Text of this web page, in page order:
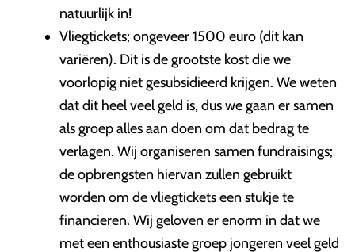
natuurlijk in!
Vliegtickets; ongeveer 1500 euro (dit kan
variëren). Dit is de grootste kost die we
voorlopig niet gesubsidieerd krijgen. We weten
dat dit heel veel geld is, dus we gaan er samen
als groep alles aan doen om dat bedrag te
verlagen. Wij organiseren samen fundraisings;
de opbrengsten hiervan zullen gebruikt
worden om de vliegtickets een stukje te
financieren. Wij geloven er enorm in dat we
met een enthousiaste groep jongeren veel geld